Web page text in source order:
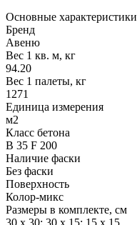
Основные характеристики
Бренд
Авеню
Вес 1 кв. м, кг
94.20
Вес 1 палеты, кг
1271
Единица измерения
м2
Класс бетона
В 35 F 200
Наличие фаски
Без фаски
Поверхность
Колор-микс
Размеры в комплекте, см
30 х 30; 30 х 15; 15 х 15